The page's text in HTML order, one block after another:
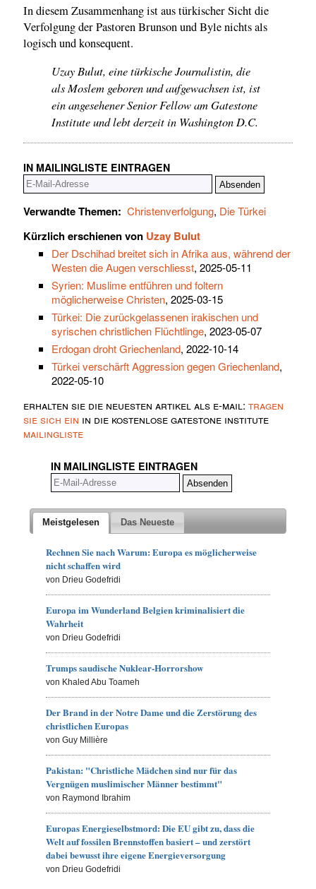
In diesem Zusammenhang ist aus türkischer Sicht die
Verfolgung der Pastoren Brunson und Byle nichts als
logisch und konsequent.
Uzay Bulut, eine türkische Journalistin, die
als Moslem geboren und aufgewachsen ist, ist
ein angesehener Senior Fellow am Gatestone
Institute und lebt derzeit in Washington D.C.
IN MAILINGLISTE EINTRAGEN
Verwandte Themen: Christenverfolgung, Die Türkei
Kürzlich erschienen von Uzay Bulut
Der Dschihad breitet sich in Afrika aus, während der
Westen die Augen verschliesst, 2025-05-11
Syrien: Muslime entführen und foltern
möglicherweise Christen, 2025-03-15
Türkei: Die zurückgelassenen irakischen und
syrischen christlichen Flüchtlinge, 2023-05-07
Erdogan droht Griechenland, 2022-10-14
Türkei verschärft Aggression gegen Griechenland,
2022-05-10
erhalten sie die neuesten artikel als e-mail: tragen
sie sich ein in die kostenlose gatestone institute
mailingliste
IN MAILINGLISTE EINTRAGEN
Meistgelesen Das Neueste
Rechnen Sie nach Warum: Europa es möglicherweise
nicht schaffen wird
von Drieu Godefridi
Europa im Wunderland Belgien kriminalisiert die
Wahrheit
von Drieu Godefridi
Trumps saudische Nuklear-Horrorshow
von Khaled Abu Toameh
Der Brand in der Notre Dame und die Zerstörung des
christlichen Europas
von Guy Millière
Pakistan: "Christliche Mädchen sind nur für das
Vergnügen muslimischer Männer bestimmt"
von Raymond Ibrahim
Europas Energieselbstmord: Die EU gibt zu, dass die
Welt auf fossilen Brennstoffen basiert – und zerstört
dabei bewusst ihre eigene Energieversorgung
von Drieu Godefridi